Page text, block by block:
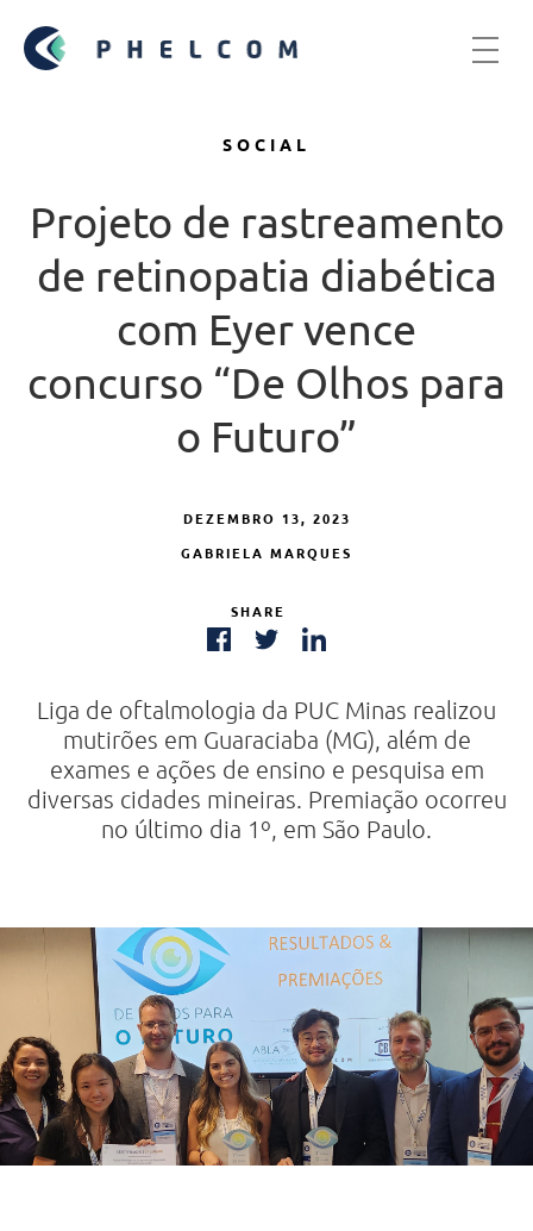
SOCIAL
Projeto de rastreamento
de retinopatia diabética
com Eyer vence
concurso “De Olhos para
o Futuro”
DEZEMBRO 13, 2023
GABRIELA MARQUES
SHARE
Liga de oftalmologia da PUC Minas realizou
mutirões em Guaraciaba (MG), além de
exames e ações de ensino e pesquisa em
diversas cidades mineiras. Premiação ocorreu
no último dia 1º, em São Paulo.